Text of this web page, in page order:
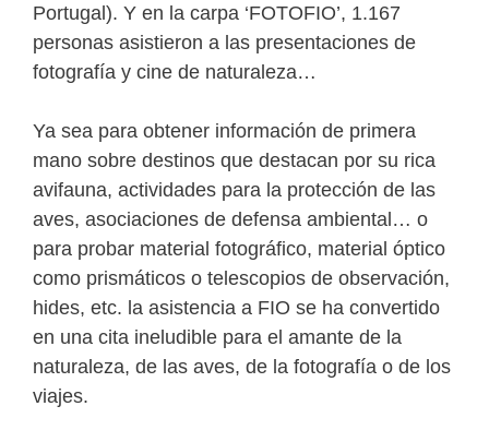
Portugal). Y en la carpa ‘FOTOFIO’, 1.167
personas asistieron a las presentaciones de
fotografía y cine de naturaleza…
Ya sea para obtener información de primera
mano sobre destinos que destacan por su rica
avifauna, actividades para la protección de las
aves, asociaciones de defensa ambiental… o
para probar material fotográfico, material óptico
como prismáticos o telescopios de observación,
hides, etc. la asistencia a FIO se ha convertido
en una cita ineludible para el amante de la
naturaleza, de las aves, de la fotografía o de los
viajes.